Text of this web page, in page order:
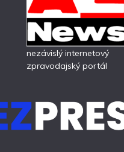
nezávislý internetový
zpravodajský portál